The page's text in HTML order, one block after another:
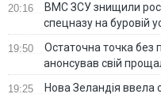
20:16
ВМС ЗСУ знищили
спецназу на буровій
19:50
Остаточна точка без
анонсував свій
19:25 Нова Зеландія ввела